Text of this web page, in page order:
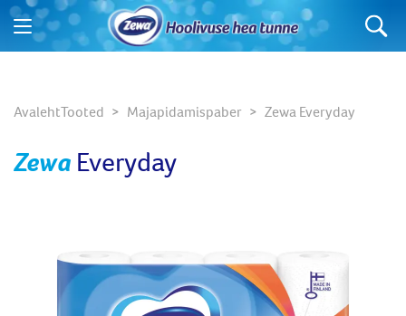
AvalehtTooted Majapidamispaber Zewa Everyday
Zewa Everyday